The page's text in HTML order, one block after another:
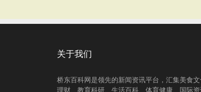
关于我们
桥东百科网是领先的新闻资讯平台，汇集美食
理财、教育科研、生活百科、体育健康、国际